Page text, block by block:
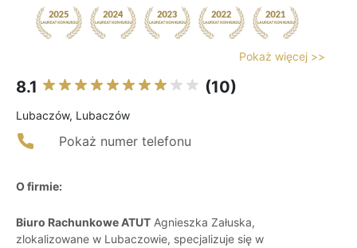
Pokaż więcej >>
8.1 (10)
Lubaczów, Lubaczów
Pokaż numer telefonu
O firmie:
Biuro Rachunkowe ATUT Agnieszka Załuska,
zlokalizowane w Lubaczowie, specjalizuje się w